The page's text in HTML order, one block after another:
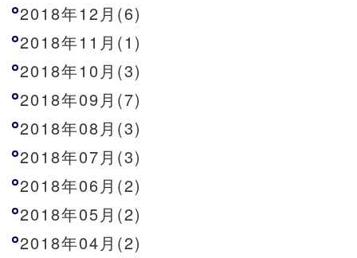
2018年12月(6)
2018年11月(1)
2018年10月(3)
2018年09月(7)
2018年08月(3)
2018年07月(3)
2018年06月(2)
2018年05月(2)
2018年04月(2)